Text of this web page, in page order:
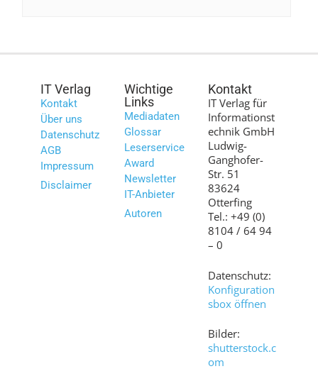
IT Verlag
Kontakt
Über uns
Datenschutz
AGB
Impressum
Disclaimer
Wichtige
Links
Mediadaten
Glossar
Leserservice
Award
Newsletter
IT-Anbieter
Autoren
Kontakt
IT Verlag für
Informationst
echnik GmbH
Ludwig-
Ganghofer-
Str. 51
83624
Otterfing
Tel.: +49 (0)
8104 / 64 94
– 0
Datenschutz:
Konfiguration
sbox öffnen
Bilder:
shutterstock.c
om